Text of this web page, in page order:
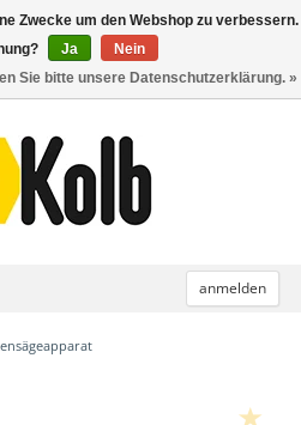
anmelden
Zwecke um den Webshop zu verbessern.
Ja
Nein
Sie bitte unsere Datenschutzerklärung. »